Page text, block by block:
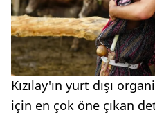
Kızılay'ın yurt dışı
için en çok öne çıkan